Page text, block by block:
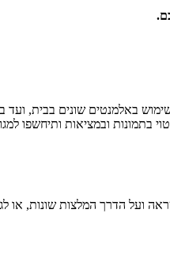
באלמנטים שונים בבית, ועד
ובמציאות ותיחשפו
ועל הדרך המלצות שונות, או